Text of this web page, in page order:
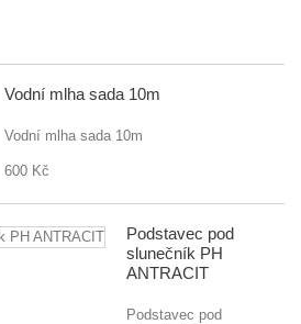
Vodní mlha sada 10m
Vodní mlha sada 10m
600 Kč
Podstavec pod
slunečník PH
ANTRACIT
Podstavec pod